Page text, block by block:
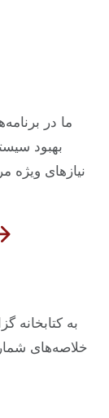
ما در
بهبود
نیازهای ویژه
به کتابخانه
خلاصه‌های